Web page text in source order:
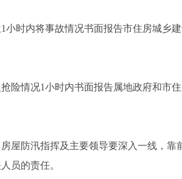
时内将事故情况书面报告市住房城乡
险情况1小时内书面报告属地政府和市
屋防汛指挥及主要领导要深入一线，靠
员的责任。